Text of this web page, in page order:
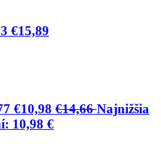
€15,89
€10,98 €14,66Najnižšia
10,98 €